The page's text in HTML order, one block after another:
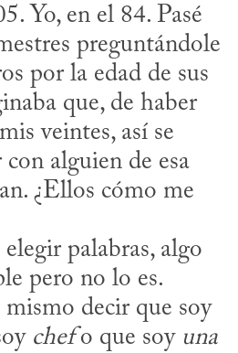
Yo, en el 84. Pasé
preguntándole
por la edad de sus
que, de haber
veintes, así se
alguien de esa
¿Ellos cómo me
pero no lo es.
Porque no es lo mismo decir que soy
chef o que soy una